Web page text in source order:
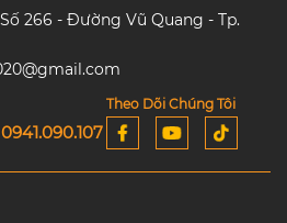
266 - Đường Vũ Quang - Tp.
Theo Dõi Chúng Tôi